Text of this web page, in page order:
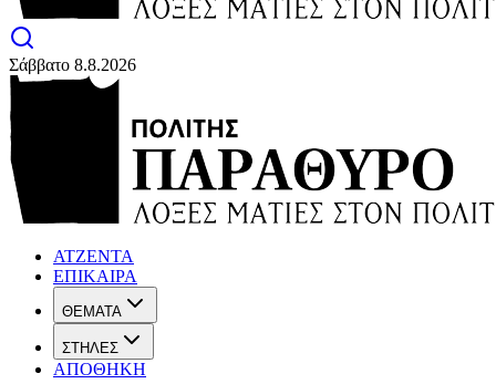
Σάββατο 8.8.2026
ΑΤΖΕΝΤΑ
ΕΠΙΚΑΙΡΑ
ΘΕΜΑΤΑ
ΣΤΗΛΕΣ
ΑΠΟΘΗΚΗ